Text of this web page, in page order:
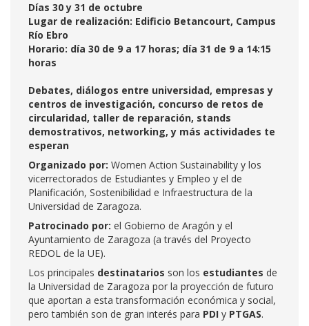
Días 30 y 31 de octubre
Lugar de realización: Edificio Betancourt, Campus
Río Ebro
Horario: día 30 de 9 a 17 horas; día 31 de 9 a 14:15
horas
Debates, diálogos entre universidad, empresas y
centros de investigación, concurso de retos de
circularidad, taller de reparación, stands
demostrativos, networking, y más actividades te
esperan
Organizado por: Women Action Sustainability y los
vicerrectorados de Estudiantes y Empleo y el de
Planificación, Sostenibilidad e Infraestructura de la
Universidad de Zaragoza.
Patrocinado por: el Gobierno de Aragón y el
Ayuntamiento de Zaragoza (a través del Proyecto
REDOL de la UE).
Los principales destinatarios son los estudiantes de
la Universidad de Zaragoza por la proyección de futuro
que aportan a esta transformación económica y social,
pero también son de gran interés para PDI y PTGAS.